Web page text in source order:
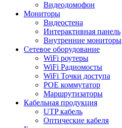
Видеодомофон
Мониторы
Видеостена
Интерактивная панель
Внутренние мониторы
Сетевое оборудование
WiFi роутеры
WiFi Радиомосты
WiFi Точки доступа
POE коммутатор
Маршрутизаторы
Кабельная продукция
UTP кабель
Оптические кабеля